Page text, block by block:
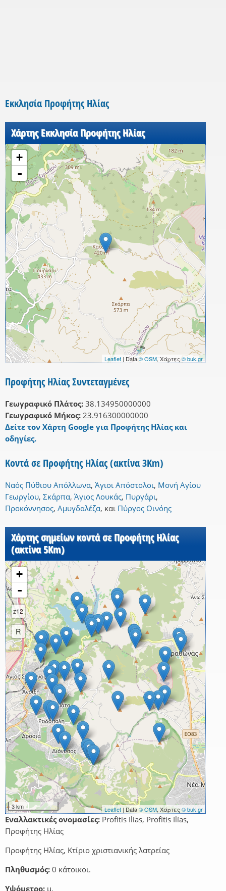
Εκκλησία Προφήτης Ηλίας
Χάρτης Εκκλησία Προφήτης Ηλίας
+
-
Leaflet | Data© OSM, Χάρτες© buk.gr
Προφήτης Ηλίας Συντεταγμένες
Γεωγραφικό Πλάτος: 38.134950000000
Γεωγραφικό Μήκος: 23.916300000000
Δείτε τον Χάρτη Google για Προφήτης Ηλίας και
οδηγίες.
Κοντά σε Προφήτης Ηλίας (ακτίνα 3Km)
Ναός Πύθιου Απόλλωνα, Άγιοι Απόστολοι, Μονή Αγίου
Γεωργίου, Σκάρπα, Άγιος Λουκάς, Πυργάρι,
Προκόννησος, Αμυγδαλέζα, και Πύργος Οινόης
Χάρτης σημείων κοντά σε Προφήτης Ηλίας
(ακτίνα 5Km)
+
-
z12
R
3 km Leaflet | Data© OSM, Χάρτες© buk.gr
Εναλλακτικές ονομασίες: Profitis Ilias, Profítis Ilías,
Προφήτης Ηλίας
Προφήτης Ηλίας, Κτίριο χριστιανικής λατρείας
Πληθυσμός: 0 κάτοικοι.
Υψόμετρο: μ.